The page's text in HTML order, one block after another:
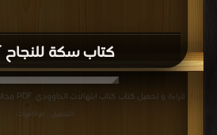
كتاب سكة للنجاح PDF
قراءة و تحميل كتاب كتاب ابتهالات الداوودي PDF مجانا | مكتبة >
التحميل : مرة/مرات